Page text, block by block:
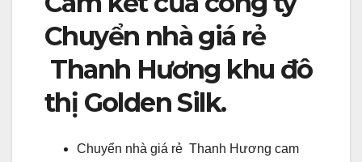
Chuyển nhà giá rẻ
Thanh Hương khu đô
thị Golden Silk.
Chuyển nhà giá rẻ Thanh Hương cam